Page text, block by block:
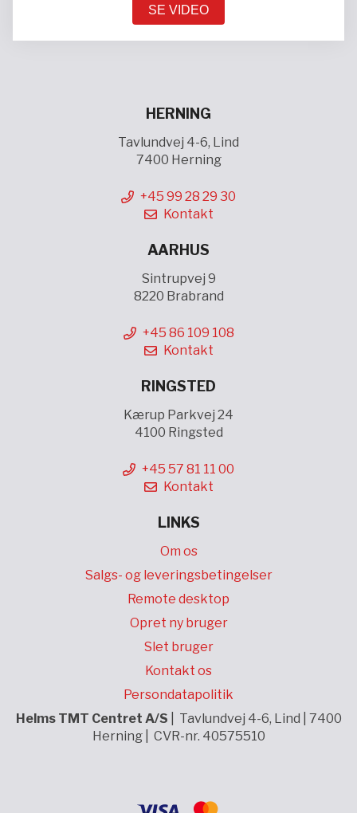
SE VIDEO
HERNING
Tavlundvej 4-6, Lind
7400 Herning
+45 99 28 29 30
Kontakt
AARHUS
Sintrupvej 9
8220 Brabrand
+45 86 109 108
Kontakt
RINGSTED
Kærup Parkvej 24
4100 Ringsted
+45 57 81 11 00
Kontakt
LINKS
Om os
Salgs- og leveringsbetingelser
Remote desktop
Opret ny bruger
Slet bruger
Kontakt os
Persondatapolitik
Helms TMT Centret A/S | Tavlundvej 4-6, Lind | 7400
Herning | CVR-nr. 40575510